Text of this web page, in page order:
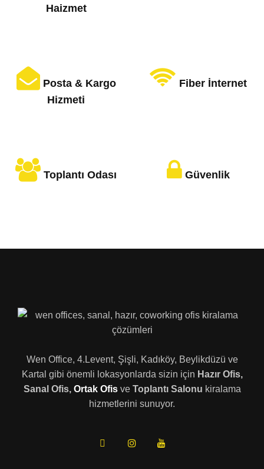
Haizmet
Posta & Kargo
Hizmeti
Fiber İnternet
Toplantı Odası Güvenlik
Wen Office, 4.Levent, Şişli, Kadıköy, Beylikdüzü ve
Kartal gibi önemli lokasyonlarda sizin için Hazır Ofis,
Sanal Ofis, Ortak Ofis ve Toplantı Salonu kiralama
hizmetlerini sunuyor.